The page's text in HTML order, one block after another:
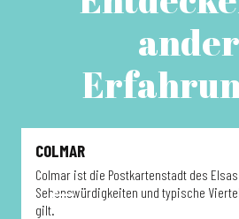
COLMAR
Colmar ist die Postkartenstadt des
Sehenswürdigkeiten und typische
gilt.